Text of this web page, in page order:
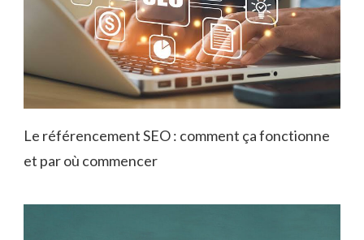
Le référencement SEO : comment ça fonctionne
et par où commencer